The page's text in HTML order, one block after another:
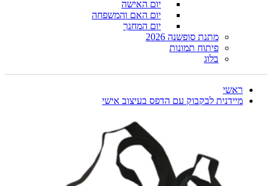
יום האישה
יום האם והמשפחה
יום המחנך
מתנת סופשנה 2026
פיתוח תמונות
בלוג
ראשי
מיידנית לבקבוק עם הדפס בעיצוב אישי